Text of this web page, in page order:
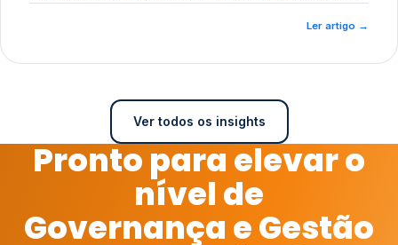
Ler artigo →
Ver todos os insights
Pronto para elevar o
nível de
Governança e Gestão